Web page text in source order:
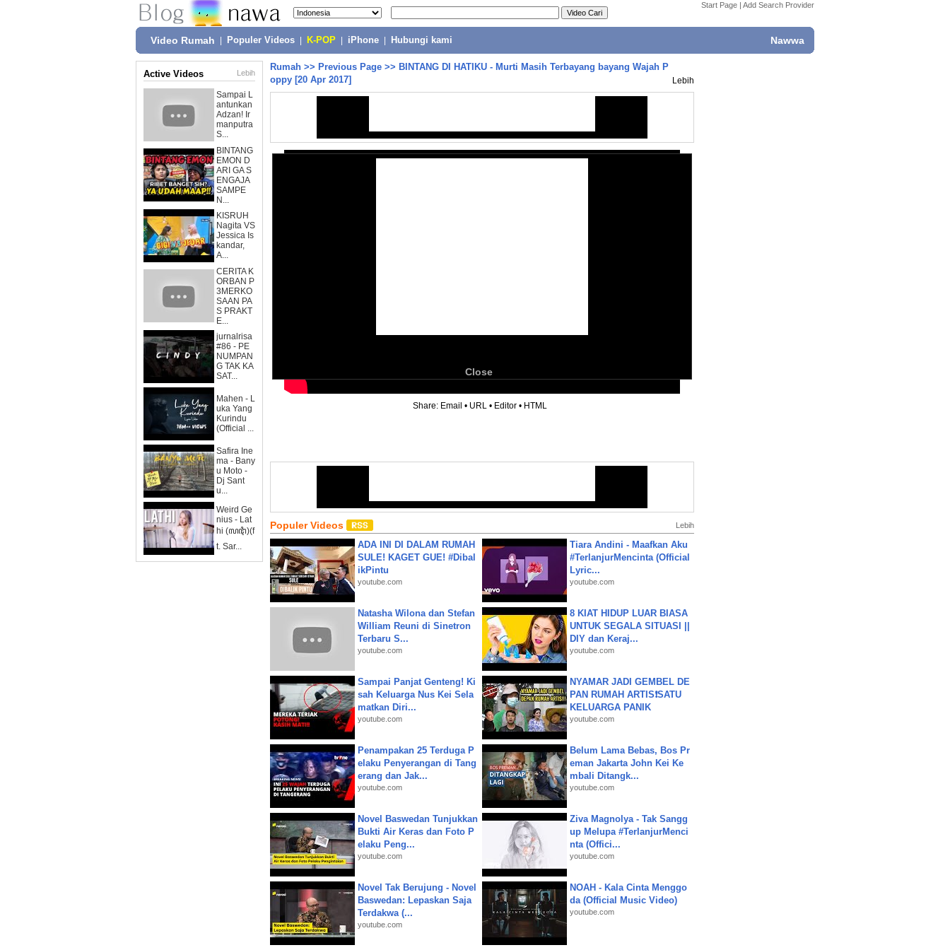
Start Page | Add Search Provider
Video Rumah Populer Videos K-POP iPhone Hubungi kami Nawwa
Active Videos Lebih
Sampai L
antunkan
Adzan! Ir
manputra
S...
BINTANG
EMON D
ARI GA S
ENGAJA
SAMPE
N...
KISRUH
Nagita VS
Jessica Is
kandar,
A...
CERITA K
ORBAN P
3MERKO
SAAN PA
S PRAKT
E...
jurnalrisa
#86 - PE
NUMPAN
G TAK KA
SAT...
Mahen - L
uka Yang
Kurindu
(Official ...
Safira Ine
ma - Bany
u Moto -
Dj Sant
u...
Weird Ge
nius - Lat
hi (ꦭꦛꦶ)(f
t. Sar...
Rumah >> Previous Page >> BINTANG DI HATIKU - Murti Masih Terbayang bayang Wajah P
oppy [20 Apr 2017]
Lebih
Close
Share: Email • URL • Editor • HTML
Populer Videos Lebih
ADA INI DI DALAM RUMAH
SULE! KAGET GUE! #Dibal
ikPintu
youtube.com
Tiara Andini - Maafkan Aku
#TerlanjurMencinta (Official
Lyric...
youtube.com
Natasha Wilona dan Stefan
William Reuni di Sinetron
Terbaru S...
youtube.com
8 KIAT HIDUP LUAR BIASA
UNTUK SEGALA SITUASI ||
DIY dan Keraj...
youtube.com
Sampai Panjat Genteng! Ki
sah Keluarga Nus Kei Sela
matkan Diri...
youtube.com
NYAMAR JADI GEMBEL DE
PAN RUMAH ARTIS❗SATU
KELUARGA PANIK
youtube.com
Penampakan 25 Terduga P
elaku Penyerangan di Tang
erang dan Jak...
youtube.com
Belum Lama Bebas, Bos Pr
eman Jakarta John Kei Ke
mbali Ditangk...
youtube.com
Novel Baswedan Tunjukkan
Bukti Air Keras dan Foto P
elaku Peng...
youtube.com
Ziva Magnolya - Tak Sangg
up Melupa #TerlanjurMenci
nta (Offici...
youtube.com
Novel Tak Berujung - Novel
Baswedan: Lepaskan Saja
Terdakwa (...
youtube.com
NOAH - Kala Cinta Menggo
da (Official Music Video)
youtube.com